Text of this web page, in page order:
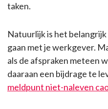
taken.
Natuurlijk is het
gaan met je werkgever.
als de afspraken meteen
daaraan een bijdrage te
meldpunt niet-naleven